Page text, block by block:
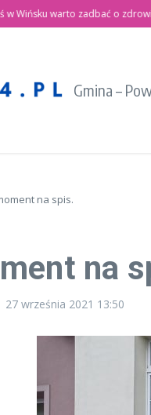
warto zadbać o zdrowie!
Gmina –
na spis.
na
27 września 2021 13:50